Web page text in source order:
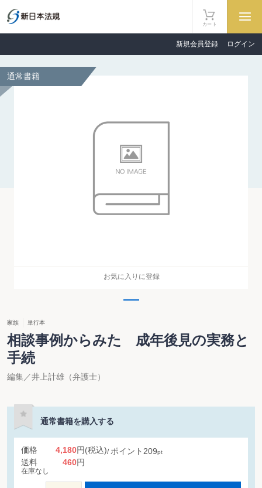
新規会員登録 ログイン
カート
通常書籍
お気に入りに登録
家族 単行本
相談事例からみた 成年後見の実務と
手続
編集／井上計雄（弁護士）
通常書籍を購入する
価格 4,180円(税込) ポイント 209pt
送料 460円
在庫なし